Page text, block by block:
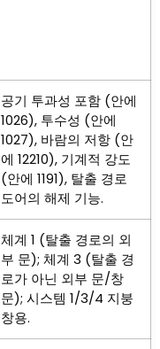
공기 투과성 포함 (안에
1026), 투수성 (안에
1027), 바람의 저항 (안
에 12210), 기계적 강도
(안에 1191), 탈출 경로
도어의 해제 기능.
체계 1 (탈출 경로의 외
부 문); 체계 3 (탈출 경
로가 아닌 외부 문/창
문); 시스템 1/3/4 지붕
창용.